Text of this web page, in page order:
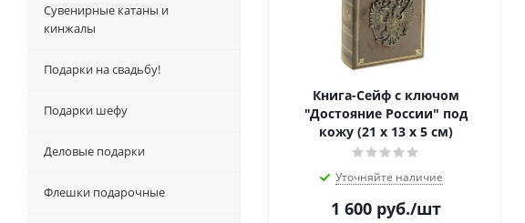
Книга-Сейф с ключом
"Достояние России" под
кожу (21 х 13 х 5 см)
Уточняйте наличие
1 600руб./шт
Сувенирные катаны и
кинжалы
Подарки на свадьбу!
Подарки шефу
Деловые подарки
Флешки подарочные